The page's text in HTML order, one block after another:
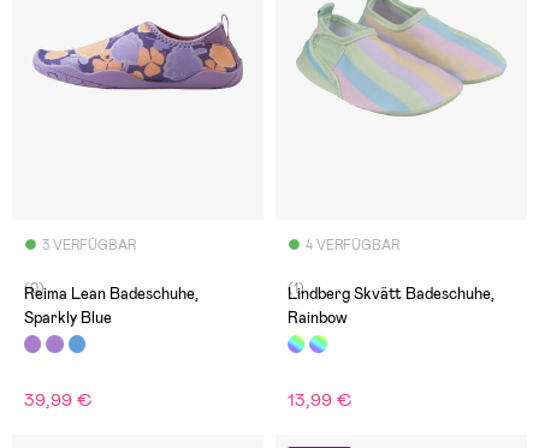
3 VERFÜGBAR
(0)
Reima Lean Badeschuhe,
Sparkly Blue
39,99 €
4 VERFÜGBAR
(1)
Lindberg Skvätt Badeschuhe,
Rainbow
13,99 €